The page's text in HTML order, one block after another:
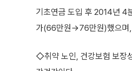
기초연금 도입 후 2014년 4
가(66만원→76만원)했으며,
◇취약 노인, 건강보험 보장